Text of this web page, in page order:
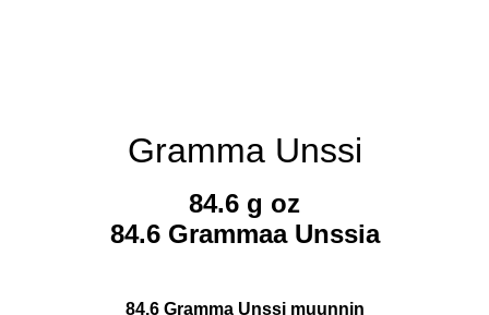
Gramma Unssi
84.6 g oz
84.6 Grammaa Unssia
84.6 Gramma Unssi muunnin